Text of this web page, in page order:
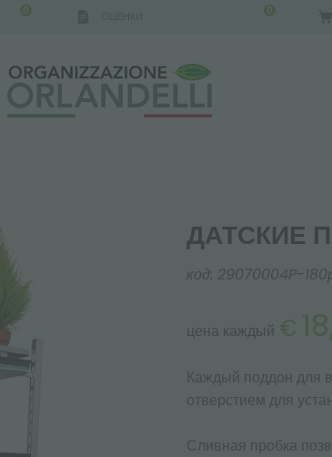
0 0
ДАТСКИЕ
код: 29070004P-
цена каждый €
Каждый поддон для
отверстием для
Сливная пробка